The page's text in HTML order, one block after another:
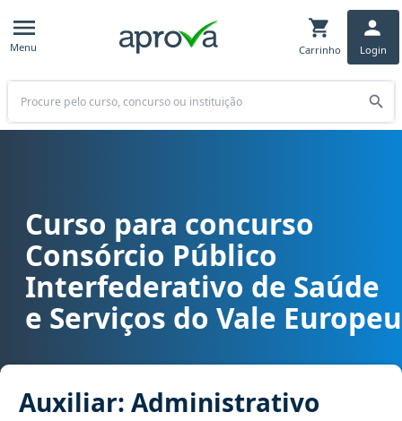
Menu Carrinho Login
Buscar
Curso para concurso CISAMVE (SC ) - Consórcio Público
Curso para concurso
Consórcio Público
Interfederativo de Saúde
e Serviços do Vale Europeu
Auxiliar: Administrativo